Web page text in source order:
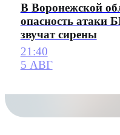
В Воронежской
опасность атаки
звучат сирены
21:40
5 АВГ